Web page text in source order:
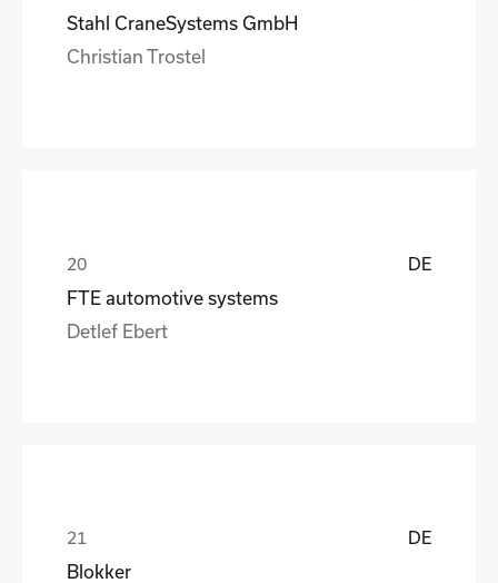
Stahl CraneSystems GmbH
Christian Trostel
DE
FTE automotive systems
Detlef Ebert
DE
Blokker